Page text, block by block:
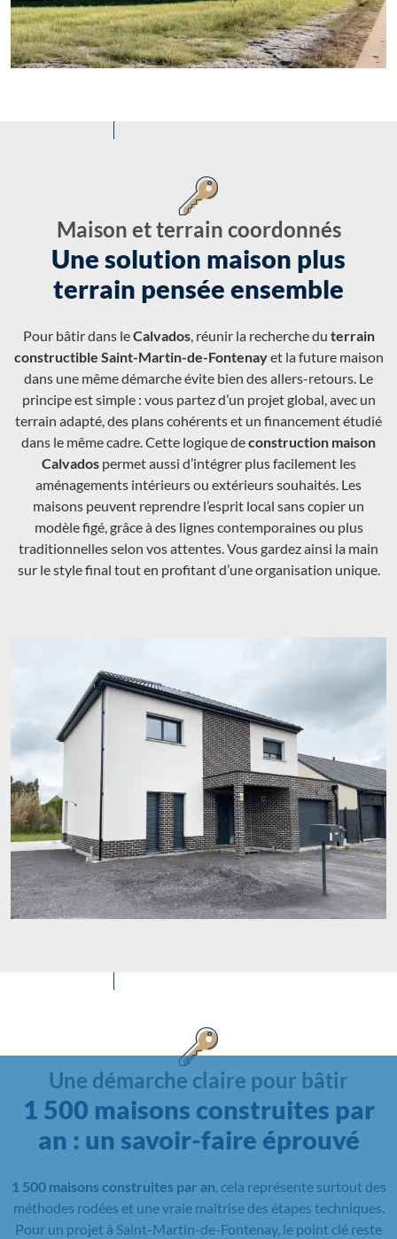
Maison et terrain coordonnés
Une solution maison plus
terrain pensée ensemble
Pour bâtir dans leCalvados, réunir la recherche du terrain
constructible Saint-Martin-de-Fontenayet la future maison
dans une même démarche évite bien des allers-retours. Le
principe est simple : vous partez d’un projet global, avec un
terrain adapté, des plans cohérents et un financement étudié
dans le même cadre. Cette logique deconstruction maison
Calvadospermet aussi d’intégrer plus facilement les
aménagements intérieurs ou extérieurs souhaités. Les
maisons peuvent reprendre l’esprit local sans copier un
modèle figé, grâce à des lignes contemporaines ou plus
traditionnelles selon vos attentes. Vous gardez ainsi la main
sur le style final tout en profitant d’une organisation unique.
Une démarche claire pour bâtir
1 500 maisons construites par
an : un savoir-faire éprouvé
1 500 maisons construites par an, cela représente surtout des
méthodes rodées et une vraie maîtrise des étapes techniques.
Pour un projet à Saint-Martin-de-Fontenay, le point clé reste